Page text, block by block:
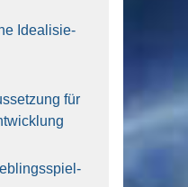
Idea­li­sie­
für